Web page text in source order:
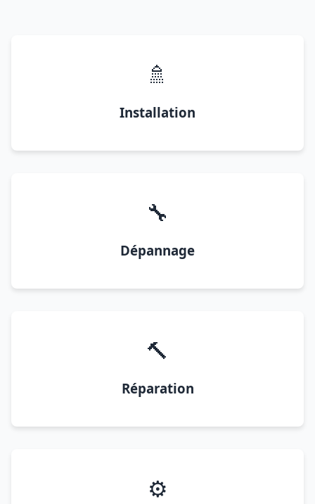
🚿
Installation
🔧
Dépannage
🔨
Réparation
⚙️